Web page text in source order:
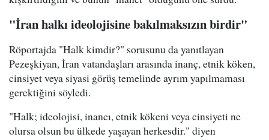
"İran halkı ideolojisine bakılmaksızın birdir"
Röportajda "Halk kimdir?" sorusunu da yanıtlayan
Pezeşkiyan, İran vatandaşları arasında inanç, etnik köken,
cinsiyet veya siyasi görüş temelinde ayrım yapılmaması
gerektiğini söyledi.
"Halk; ideolojisi, inancı, etnik kökeni veya cinsiyeti ne
olursa olsun bu ülkede yaşayan herkesdir." diyen